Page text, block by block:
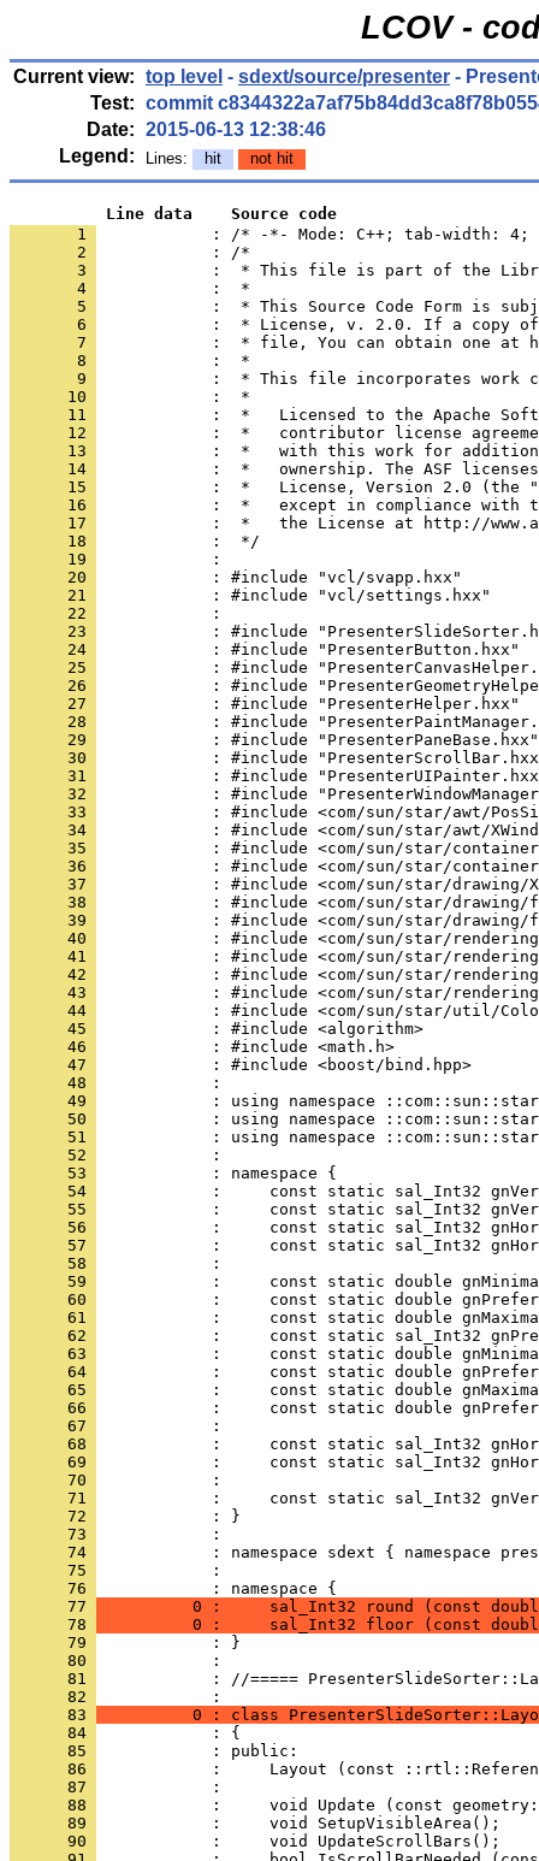
LCOV -
Current view: top level - sdext/source/presenter -
Test: commit
Date: 2015-06-13 12:38:46
Legend:
Lines: hit not hit
          Line data    Source code
       1
: /* -*- Mode: C++; tab-width:
       2
       3
       4
       5
       6
       7
       8
       9
      10
      11
      12
      13
      14
      15
      16
      17
      18
      19
      20
      21
      22
      23
      24
      25
      26
      27
      28
      29
      30
      31
      32
      33
      34
      35
      36
      37
      38
      39
      40
      41
      42
      43
      44
      45
      46
      47
      48
      49
      50
      51
      52
      53
      54
      55
      56
      57
      58
      59
      60
      61
      62
      63
      64
      65
      66
      67
      68
      69
      70
      71
      72
      73
      74
      75
            :
      76
            : namespace {
      77
0 :     sal_Int32 round (const
      78
0 :     sal_Int32 floor (const
      79
      80
      81
: //=====
      82
      83
0 : class
      84
      85
      86
      87
      88
      89
      90